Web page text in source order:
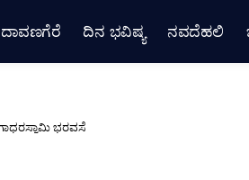
ದಾವಣಗೆರೆ ದಿನ ಭವಿಷ್ಯ ನವದೆಹಲಿ
ಭರವಸೆ